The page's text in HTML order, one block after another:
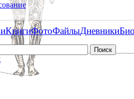
КнигиФотоФайлыДневники